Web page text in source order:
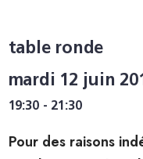
table ronde
mardi 12 juin
19:30 - 21:30
Pour des raisons